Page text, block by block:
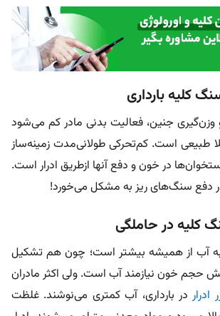
کلیه بارداری
وز‌ن‌گیری جنین، فعالیت بدنی مادر کم می‌شود
طبیعی است. کم‌تحرکی طولانی‌مدت زمینه‌ساز
در خون و دفع آنها ازطریق ادرار است.
دفع سنگ‌های ریز به مشکل می‌خورد!
کلیه در حاملگی
به آب از همیشه بیشتر است؛ چون هم تشکیل
حجم خون نیازمند آب است. ولی اکثر مادران
ادراردر بارداری، آب کمتری می‌نوشند. غلظت